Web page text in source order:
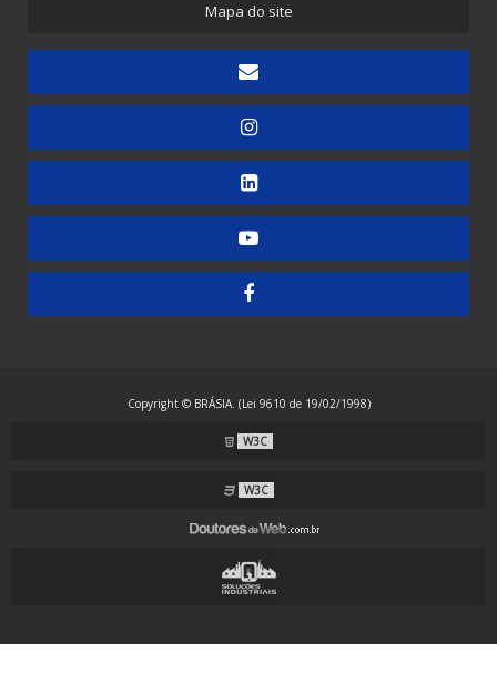
Embaladora de Canudinhos - 1 unidade
Embaladora de Canudinhos - Até 200 unidades
Embaladora de Doces
Embaladora de Guardanapos - Automática
Embaladora de Guardanapos - Manual
Embaladora de Resma - Grandes Formatos
Embaladora Envelopadora Stretch
Embaladora Flow Pack - Grande Porte
Embaladora Flow Pack - Standard
Embaladora Flow Pack com Alimentação Automática
Embaladora Flow Pack para Guardanapos
Mapa do site
Copyright © BRÁSIA. (Lei 9610 de 19/02/1998)
W3C
W3C